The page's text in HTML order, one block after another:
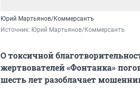
Юрий Мартьянов/Коммерсантъ
Источник: Юрий Мартьянов/Коммерсантъ
О токсичной
жертвователей «Фонтанка»
шесть лет разоблачает